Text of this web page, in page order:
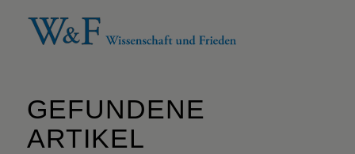
GEFUNDENE
ARTIKEL